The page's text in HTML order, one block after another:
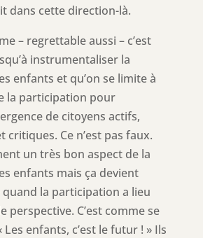
dans cette direction-là.
– regrettable aussi – c’est
instrumentaliser la
enfants et qu’on se limite à
la participation pour
de citoyens actifs,
critiques. Ce n’est pas faux.
un très bon aspect de la
enfants mais ça devient
la participation a lieu
perspective. C’est comme se
enfants, c’est le futur ! » Ils